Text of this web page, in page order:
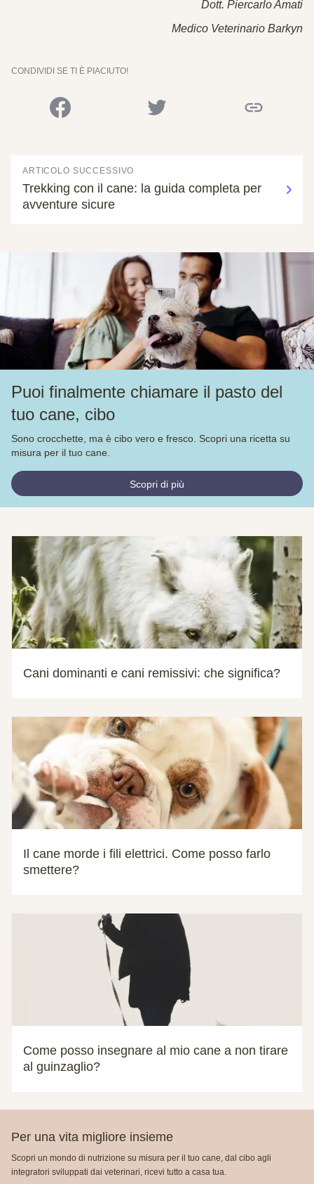
Dott. Piercarlo Amati
Medico Veterinario Barkyn
CONDIVIDI SE TI È PIACIUTO!
ARTICOLO SUCCESSIVO
Trekking con il cane: la guida completa per
avventure sicure
Puoi finalmente chiamare il pasto del
tuo cane, cibo
Sono crocchette, ma è cibo vero e fresco. Scopri una ricetta su
misura per il tuo cane.
Scopri di più
Cani dominanti e cani remissivi: che significa?
Il cane morde i fili elettrici. Come posso farlo
smettere?
Come posso insegnare al mio cane a non tirare
al guinzaglio?
Per una vita migliore insieme
Scopri un mondo di nutrizione su misura per il tuo cane, dal cibo agli
integratori sviluppati dai veterinari, ricevi tutto a casa tua.